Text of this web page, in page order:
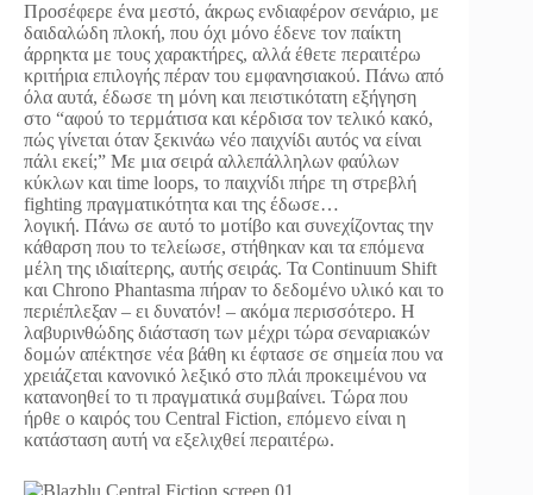
Προσέφερε ένα μεστό, άκρως ενδιαφέρον σενάριο, με
δαιδαλώδη πλοκή, που όχι μόνο έδενε τον παίκτη
άρρηκτα με τους χαρακτήρες, αλλά έθετε περαιτέρω
κριτήρια επιλογής πέραν του εμφανησιακού. Πάνω από
όλα αυτά, έδωσε τη μόνη και πειστικότατη εξήγηση
στο “αφού το τερμάτισα και κέρδισα τον τελικό κακό,
πώς γίνεται όταν ξεκινάω νέο παιχνίδι αυτός να είναι
πάλι εκεί;” Με μια σειρά αλλεπάλληλων φαύλων
κύκλων και time loops, το παιχνίδι πήρε τη στρεβλή
fighting πραγματικότητα και της έδωσε…
λογική. Πάνω σε αυτό το μοτίβο και συνεχίζοντας την
κάθαρση που το τελείωσε, στήθηκαν και τα επόμενα
μέλη της ιδιαίτερης, αυτής σειράς. Τα Continuum Shift
και Chrono Phantasma πήραν το δεδομένο υλικό και το
περιέπλεξαν – ει δυνατόν! – ακόμα περισσότερο. Η
λαβυρινθώδης διάσταση των μέχρι τώρα σεναριακών
δομών απέκτησε νέα βάθη κι έφτασε σε σημεία που να
χρειάζεται κανονικό λεξικό στο πλάι προκειμένου να
κατανοηθεί το τι πραγματικά συμβαίνει. Τώρα που
ήρθε ο καιρός του Central Fiction, επόμενο είναι η
κατάσταση αυτή να εξελιχθεί περαιτέρω.